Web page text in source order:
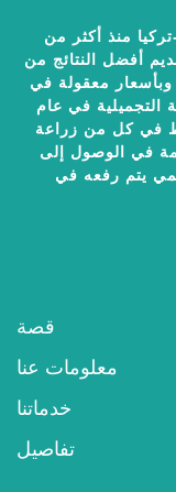
قصة
معلومات عنا
خدماتنا
تفاصيل
منذ أكثر من
أفضل النتائج من
وبأسعار معقولة في
التجميلية في عام
في كل من زراعة
في الوصول إلى
يتم رفعه في